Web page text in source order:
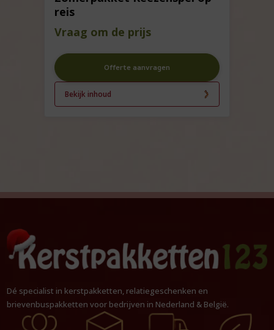
reis
Vraag om de prijs
Offerte aanvragen
Bekijk inhoud
Dé specialist in kerstpakketten, relatiegeschenken en
brievenbuspakketten voor bedrijven in Nederland & België.